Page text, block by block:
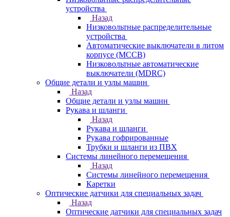
устройства
Назад
Низковольтные распределительные
устройства
Автоматические выключатели в литом
корпусе (MCCB)
Низковольтные автоматические
выключатели (MDRC)
Общие детали и узлы машин
Назад
Общие детали и узлы машин
Рукава и шланги
Назад
Рукава и шланги
Рукава гофрированные
Трубки и шланги из ПВХ
Системы линейного перемещения
Назад
Системы линейного перемещения
Каретки
Оптические датчики для специальных задач
Назад
Оптические датчики для специальных задач